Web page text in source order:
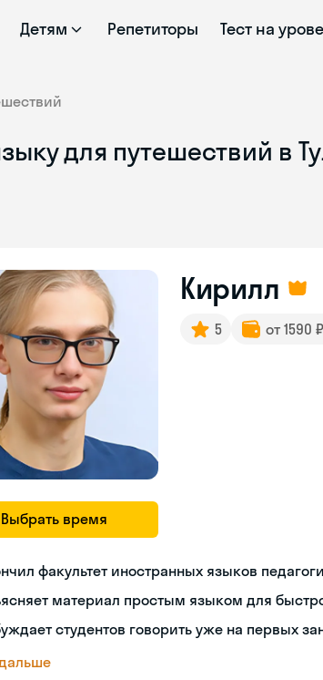
Детям Репетиторы Тест на
для путешествий в
Выбрать время
Кирилл
5 от 1590
факультет иностранных языков
материал простым языком для
студентов говорить уже на первых